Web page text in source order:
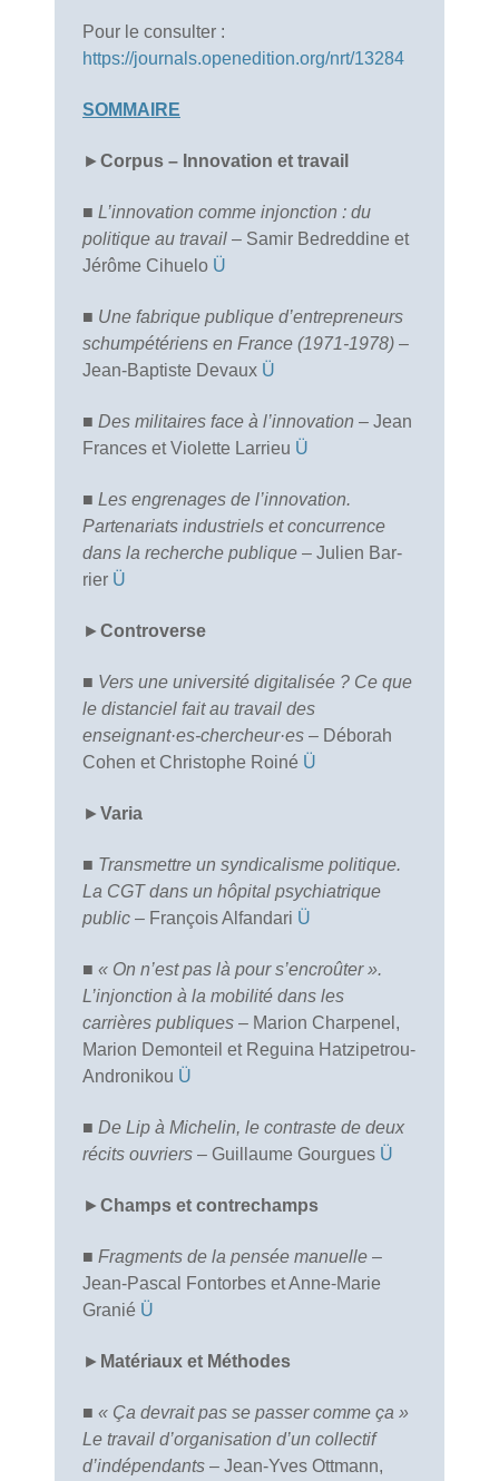
Pour le consulter :
https://journals.openedition.org/nrt/13284
SOMMAIRE
► Corpus – Innovation et travail
■ L’innovation comme injonction : du
politique au travail – Samir Bedreddine et
Jérôme Cihuelo Ü
■ Une fabrique publique d’entrepreneurs
schumpétériens en France (1971-1978) –
Jean-Baptiste Devaux Ü
■ Des militaires face à l’innovation – Jean
Frances et Violette Larrieu Ü
■ Les engrenages de l’innovation.
Partenariats industriels et concurrence
dans la recherche publique – Julien Bar­
rier Ü
► Controverse
■ Vers une université digitalisée ? Ce que
le distanciel fait au travail des
enseignant·es-chercheur·es – Déborah
Cohen et Christophe Roiné Ü
► Varia
■ Transmettre un syndicalisme politique.
La CGT dans un hôpital psychiatrique
public – François Alfandari Ü
■ « On n’est pas là pour s’encroûter ».
L’injonction à la mobilité dans les
carrières publiques – Marion Charpenel,
Marion Demonteil et Reguina Hatzipetrou-
Andronikou Ü
■ De Lip à Michelin, le contraste de deux
récits ouvriers – Guillaume Gourgues Ü
► Champs et contrechamps
■ Fragments de la pensée manuelle –
Jean-Pascal Fontorbes et Anne-Marie
Granié Ü
► Matériaux et Méthodes
■ « Ça devrait pas se passer comme ça »
Le travail d’organisation d’un collectif
d’indépendants – Jean-Yves Ott­mann,